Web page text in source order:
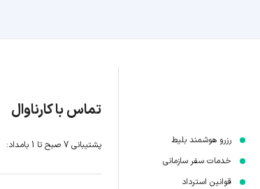
رزرو هوشمند بلیط
خدمات سفر سازمانی
قوانین استرداد
تماس با کارناوال
پشتیبانی 7 صبح تا 1 بامداد: